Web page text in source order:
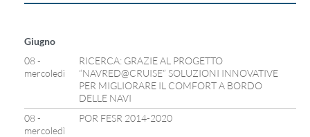
Giugno
08 -
mercoledì
RICERCA: GRAZIE AL PROGETTO
“NAVRED@CRUISE” SOLUZIONI INNOVATIVE
PER MIGLIORARE IL COMFORT A BORDO
DELLE NAVI
08 -
mercoledì
POR FESR 2014-2020